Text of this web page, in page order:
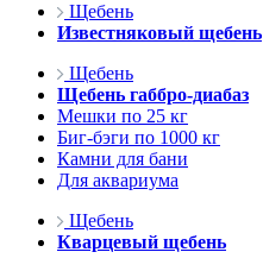
Щебень
Известняковый щебень
Щебень
Щебень габбро-диабаз
Мешки по 25 кг
Биг-бэги по 1000 кг
Камни для бани
Для аквариума
Щебень
Кварцевый щебень